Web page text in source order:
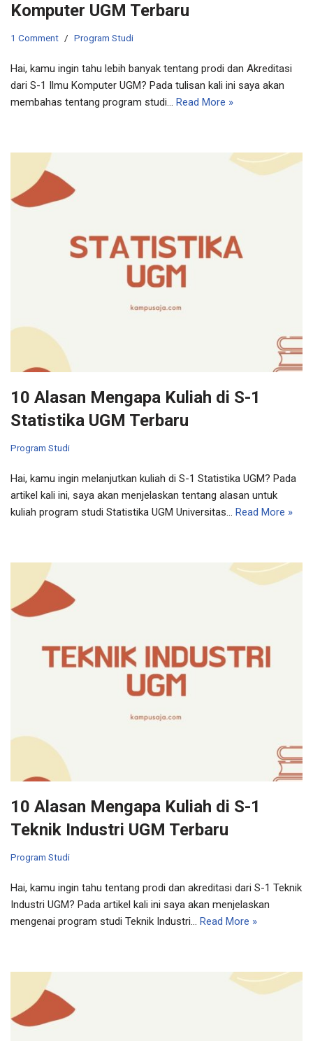
Komputer UGM Terbaru
1 Comment Program Studi
Hai, kamu ingin tahu lebih banyak tentang prodi dan Akreditasi
dari S-1 Ilmu Komputer UGM? Pada tulisan kali ini saya akan
membahas tentang program studi… Read More »
10 Alasan Mengapa Kuliah di S-1
Statistika UGM Terbaru
Program Studi
Hai, kamu ingin melanjutkan kuliah di S-1 Statistika UGM? Pada
artikel kali ini, saya akan menjelaskan tentang alasan untuk
kuliah program studi Statistika UGM Universitas… Read More »
10 Alasan Mengapa Kuliah di S-1
Teknik Industri UGM Terbaru
Program Studi
Hai, kamu ingin tahu tentang prodi dan akreditasi dari S-1 Teknik
Industri UGM? Pada artikel kali ini saya akan menjelaskan
mengenai program studi Teknik Industri… Read More »